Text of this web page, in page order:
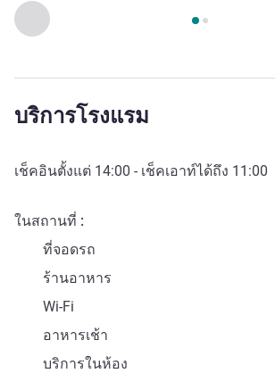
ก่อนหน้า - การเข้าถึงและระบบขนส่ง
หน้า1 , การเข้าถึงและระบบขนส่ง
บริการโรงแรม
เช็คอินตั้งแต่ 14:00 - เช็คเอาท์ได้ถึง 11:00
ในสถานที่
ที่จอดรถ
ร้านอาหาร
Wi-Fi
อาหารเช้า
บริการในห้อง